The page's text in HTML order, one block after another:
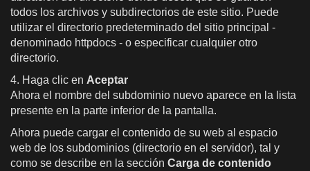
todos los archivos y subdirectorios de este sitio. Puede
utilizar el directorio predeterminado del sitio principal -
denominado httpdocs - o especificar cualquier otro
directorio.
4. Haga clic en Aceptar
Ahora el nombre del subdominio nuevo aparece en la lista
presente en la parte inferior de la pantalla.
Ahora puede cargar el contenido de su web al espacio
web de los subdominios (directorio en el servidor), tal y
como se describe en la sección Carga de contenido